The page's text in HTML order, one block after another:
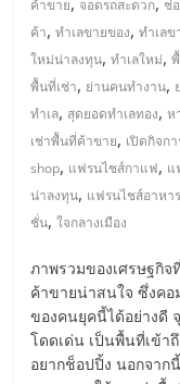
มอี
ไทย,
SMEs,
แฟ
รน
ไชส์,
ค้าขาย จอดรถสะดวก ช่
ค้า,ทำเลขายของ,ทำเลข
ใหม่น่าลงทุน,ทำเลใหม่,
พื้นที่เช่า, ย่านคนทำงาน,
ทำเล, สุดยอดทำเลทอง,ห
เช่าพื้นที่ค้าขาย, เปิดกิจกา
shop, แฟรนไชส์กาแฟ, แ
น่าลงทุน, แฟรนไชส์อาหาร
ชั่น,ใจกลางเมือง
ภาพรวมของเศรษฐกิ
ค้าขายน่าสนใจ ซึ่งค
ของคนยุคนี้ได้อย่างดี
โดดเด่น เป็นพื้นที่เข้า
อยากช็อปปิ้ง นอกจาก